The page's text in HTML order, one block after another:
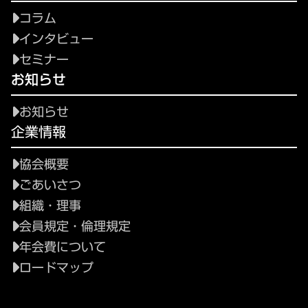
コラム
インタビュー
セミナー
お知らせ
お知らせ
企業情報
協会概要
ごあいさつ
組織・理事
会員規定・倫理規定
年会費について
ロードマップ